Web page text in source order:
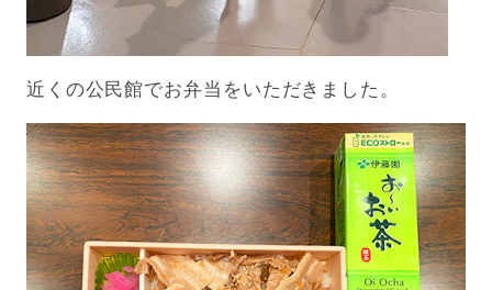
近くの公民館でお弁当をいただきました。